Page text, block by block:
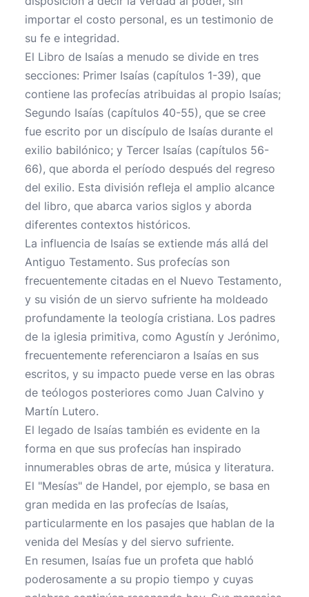
importar el costo personal, es un testimonio de
su fe e integridad.
El Libro de Isaías a menudo se divide en tres
secciones: Primer Isaías (capítulos 1-39), que
contiene las profecías atribuidas al propio Isaías;
Segundo Isaías (capítulos 40-55), que se cree
fue escrito por un discípulo de Isaías durante el
exilio babilónico; y Tercer Isaías (capítulos 56-
66), que aborda el período después del regreso
del exilio. Esta división refleja el amplio alcance
del libro, que abarca varios siglos y aborda
diferentes contextos históricos.
La influencia de Isaías se extiende más allá del
Antiguo Testamento. Sus profecías son
frecuentemente citadas en el Nuevo Testamento,
y su visión de un siervo sufriente ha moldeado
profundamente la teología cristiana. Los padres
de la iglesia primitiva, como Agustín y Jerónimo,
frecuentemente referenciaron a Isaías en sus
escritos, y su impacto puede verse en las obras
de teólogos posteriores como Juan Calvino y
Martín Lutero.
El legado de Isaías también es evidente en la
forma en que sus profecías han inspirado
innumerables obras de arte, música y literatura.
El "Mesías" de Handel, por ejemplo, se basa en
gran medida en las profecías de Isaías,
particularmente en los pasajes que hablan de la
venida del Mesías y del siervo sufriente.
En resumen, Isaías fue un profeta que habló
poderosamente a su propio tiempo y cuyas